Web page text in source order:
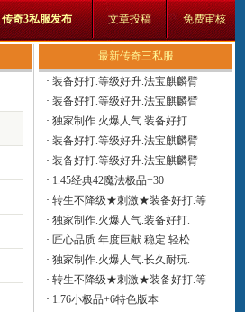
传奇3私服发布 文章投稿 免费审核
最新传奇三私服
· 装备好打.等级好升.法宝麒麟臂
· 装备好打.等级好升.法宝麒麟臂
· 独家制作.火爆人气.装备好打.
· 装备好打.等级好升.法宝麒麟臂
· 装备好打.等级好升.法宝麒麟臂
· 1.45经典42魔法极品+30
· 转生不降级★刺激★装备好打.等
· 独家制作.火爆人气.装备好打.
· 匠心品质.年度巨献.稳定.轻松
· 独家制作.火爆人气.长久耐玩.
· 转生不降级★刺激★装备好打.等
· 1.76小极品+6特色版本